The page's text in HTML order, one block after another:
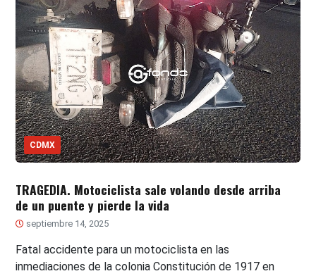
CDMX
TRAGEDIA. Motociclista sale volando desde arriba
de un puente y pierde la vida
septiembre 14, 2025
Fatal accidente para un motociclista en las
inmediaciones de la colonia Constitución de 1917 en